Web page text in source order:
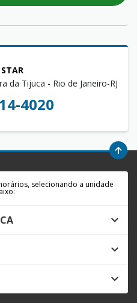
da Tijuca - Rio de Janeiro-RJ
4020
selecionando a unidade